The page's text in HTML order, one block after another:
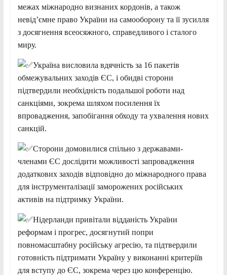
межах міжнародно визнаних кордонів, а також
невід’ємне право України на самооборону та її зусилля
з досягнення всеосяжного, справедливого і сталого
миру.
Україна висловила вдячність за 16 пакетів
обмежувальних заходів ЄС, і обидві сторони
підтвердили необхідність подальшої роботи над
санкціями, зокрема шляхом посилення їх
впровадження, запобігання обходу та ухвалення нових
санкцій.
Сторони домовилися спільно з державами-
членами ЄС дослідити можливості запровадження
додаткових заходів відповідно до міжнародного права
для інструменталізації заморожених російських
активів на підтримку України.
Нідерланди привітали відданість України
реформам і прогрес, досягнутий попри
повномасштабну російську агресію, та підтвердили
готовність підтримати Україну у виконанні критеріїв
для вступу до ЄС, зокрема через цю конференцію.